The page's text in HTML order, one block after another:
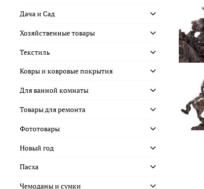
Дача и Сад
Хозяйственные товары
Текстиль
Ковры и ковровые покрытия
Для ванной комнаты
Товары для ремонта
Фототовары
Новый год
Пасха
Чемоданы и сумки